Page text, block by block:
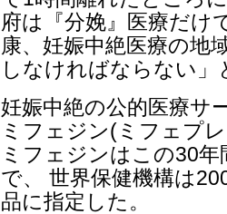
府は『分娩』医療だけ
康、妊娠中絶医療の地
しなければならない
妊娠中絶の公的医療サ
ミフェジン(ミフェプ
ミフェジンはこの30
で、 世界保健機構は
品に指定した。